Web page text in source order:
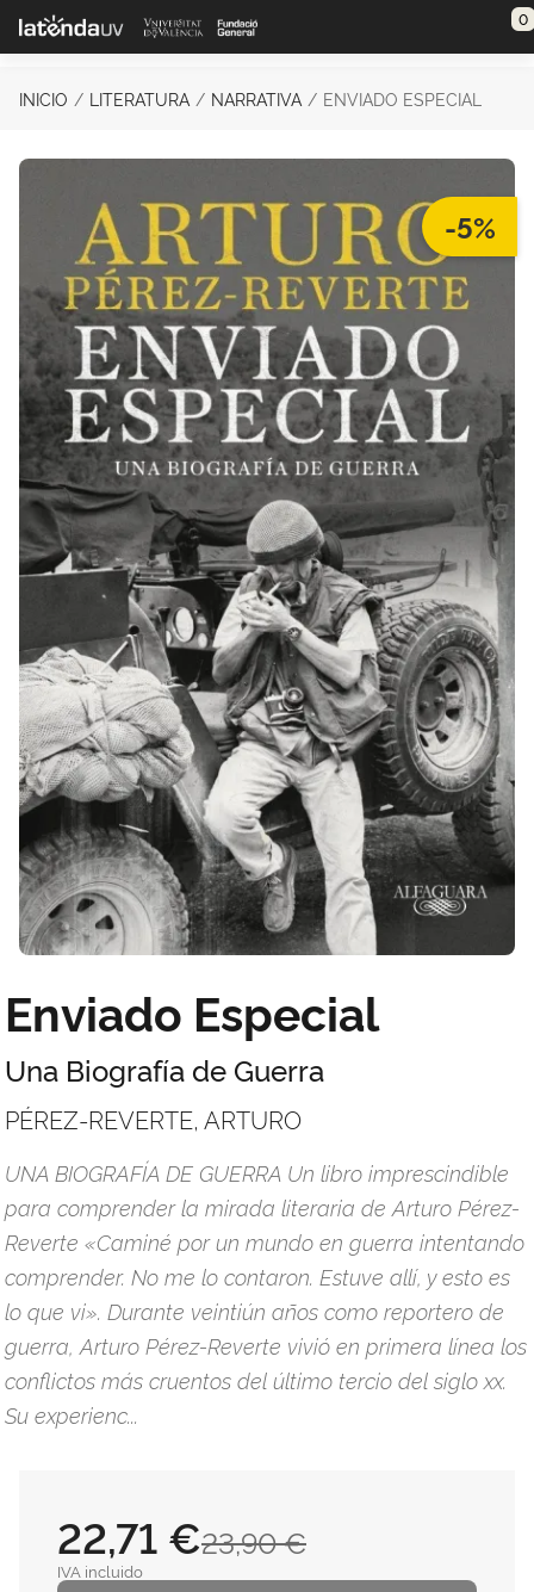
Saltar al contenido principal 0
INICIO LITERATURA NARRATIVA ENVIADO ESPECIAL
-5%
Enviado Especial
Una Biografía de Guerra
PÉREZ-REVERTE, ARTURO
UNA BIOGRAFÍA DE GUERRA Un libro imprescindible
para comprender la mirada literaria de Arturo Pérez-
Reverte «Caminé por un mundo en guerra intentando
comprender. No me lo contaron. Estuve allí, y esto es
lo que vi». Durante veintiún años como reportero de
guerra, Arturo Pérez-Reverte vivió en primera línea los
conflictos más cruentos del último tercio del siglo xx.
Su experienc...
23,90 €
22,71 €
IVA incluido